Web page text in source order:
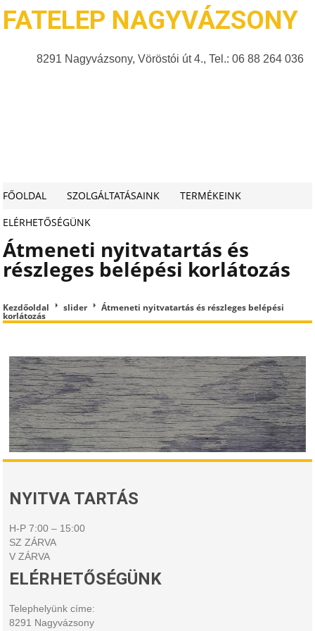
FATELEP NAGYVÁZSONY
8291 Nagyvázsony, Vöröstói út 4., Tel.: 06 88 264 036
FŐOLDAL SZOLGÁLTATÁSAINK
TERMÉKEINK
ELÉRHETŐSÉGÜNK
Átmeneti nyitvatartás és
részleges belépési korlátozás
Kezdőoldal slider Átmeneti nyitvatartás és részleges belépési
korlátozás
NYITVA TARTÁS
H-P 7:00 – 15:00
SZ ZÁRVA
V ZÁRVA
ELÉRHETŐSÉGÜNK
Telephelyünk címe:
8291 Nagyvázsony